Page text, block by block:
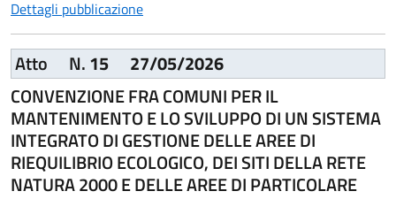
Dettagli pubblicazione
Atto N.15
27/05/2026
CONVENZIONE FRA COMUNI PER IL
MANTENIMENTO E LO SVILUPPO DI UN SISTEMA
INTEGRATO DI GESTIONE DELLE AREE DI
RIEQUILIBRIO ECOLOGICO, DEI SITI DELLA RETE
NATURA 2000 E DELLE AREE DI PARTICOLARE